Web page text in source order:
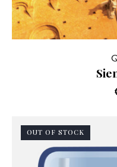
OUT OF STOCK